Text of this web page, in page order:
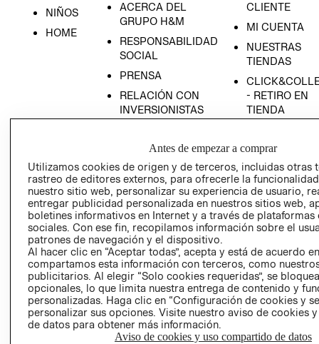
NIÑOS
HOME
ACERCA DEL
GRUPO H&M
RESPONSABILIDAD
SOCIAL
PRENSA
RELACIÓN CON
INVERSIONISTAS
EMPRESARIAL
CLIENTE
MI CUENTA
NUESTRAS
TIENDAS
- RETIRO EN
TIENDA
CONDICIONES
AVISO DE
PRIVACIDAD
GIFT CARD
AVISO DE
COOKIES
Chile ($)
Antes de empezar a comprar
Utilizamos cookies de origen y de terceros, incluidas otras
rastreo de editores externos, para ofrecerle la
nuestro sitio web, personalizar su experiencia de usuario,
entregar publicidad personalizada en nuestros sitios web,
boletines informativos en Internet y a través de plataformas
sociales. Con ese fin, recopilamos información sobre el
patrones de navegación y el dispositivo.
Al hacer clic en “Aceptar todas”, acepta y está de acuerdo
compartamos esta información con terceros, como
publicitarios. Al elegir “Solo cookies requeridas”, se
opcionales, lo que limita nuestra entrega de contenido y
personalizadas. Haga clic en “Configuración de cookies y
personalizar sus opciones. Visite nuestro aviso de cookies
de datos para obtener más información.
Aviso de cookies y uso compartido de datos